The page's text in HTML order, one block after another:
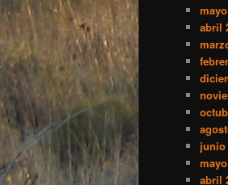
abril
junio
abril